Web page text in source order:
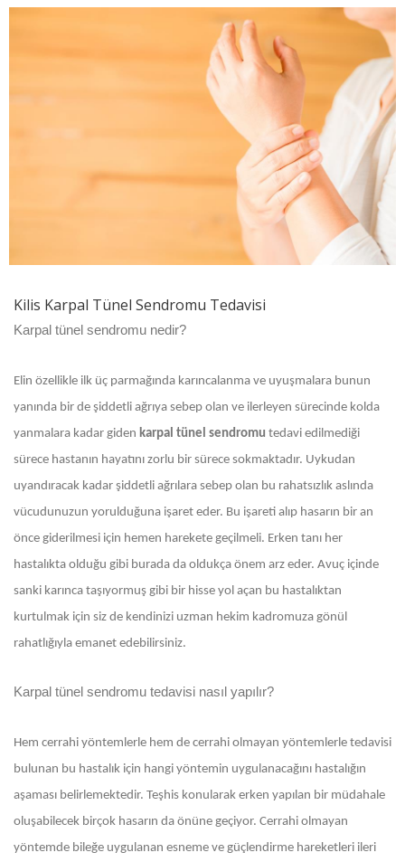
Kilis Karpal Tünel Sendromu Tedavisi
Karpal tünel sendromu nedir?
Elin özellikle ilk üç parmağında karıncalanma ve uyuşmalara bunun
yanında bir de şiddetli ağrıya sebep olan ve ilerleyen sürecinde kolda
yanmalara kadar giden karpal tünel sendromu tedavi edilmediği
sürece hastanın hayatını zorlu bir sürece sokmaktadır. Uykudan
uyandıracak kadar şiddetli ağrılara sebep olan bu rahatsızlık aslında
vücudunuzun yorulduğuna işaret eder. Bu işareti alıp hasarın bir an
önce giderilmesi için hemen harekete geçilmeli. Erken tanı her
hastalıkta olduğu gibi burada da oldukça önem arz eder. Avuç içinde
sanki karınca taşıyormuş gibi bir hisse yol açan bu hastalıktan
kurtulmak için siz de kendinizi uzman hekim kadromuza gönül
rahatlığıyla emanet edebilirsiniz.
Karpal tünel sendromu tedavisi nasıl yapılır?
Hem cerrahi yöntemlerle hem de cerrahi olmayan yöntemlerle tedavisi
bulunan bu hastalık için hangi yöntemin uygulanacağını hastalığın
aşaması belirlemektedir. Teşhis konularak erken yapılan bir müdahale
oluşabilecek birçok hasarın da önüne geçiyor. Cerrahi olmayan
yöntemde bileğe uygulanan esneme ve güçlendirme hareketleri ileri